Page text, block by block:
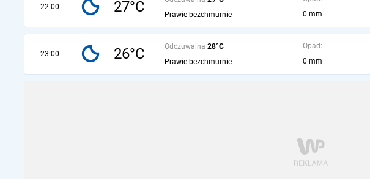
22:00 27°C
Prawie bezchmurnie
0 mm
23:00 26°C Odczuwalna 28°C
Prawie bezchmurnie
Opad:
0 mm